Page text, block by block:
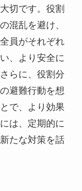
切です。役割
混乱を避け、
員がそれぞれ
、より安全に
らに、役割分
避難行動を想
で、より効果
は、定期的に
たな対策を話